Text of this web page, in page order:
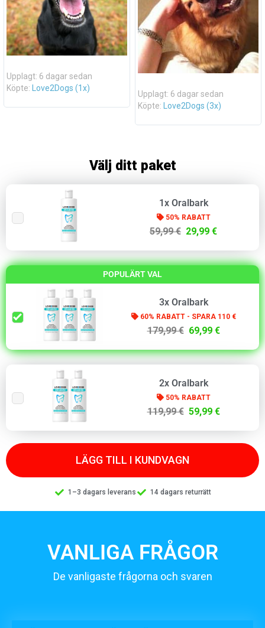
Upplagt: 6 dagar sedan
Köpte: Love2Dogs (1x)
Upplagt: 6 dagar sedan
Köpte:
Love2Dogs (3x)
Välj ditt paket
1x Oralbark
50% RABATT
59,99 € 29,99 €
POPULÄRT VAL
3x Oralbark
60% RABATT - SPARA 110 €
179,99 € 69,99 €
2x Oralbark
50% RABATT
119,99 € 59,99 €
LÄGG TILL I KUNDVAGN
1–3 dagars leverans 14 dagars returrätt
VANLIGA FRÅGOR
De vanligaste frågorna och svaren